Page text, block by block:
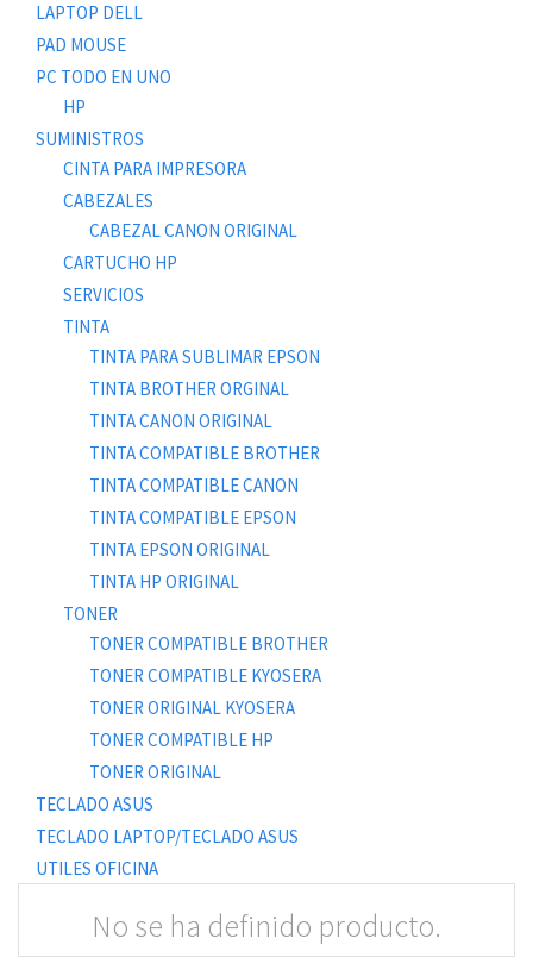
LAPTOP DELL
PAD MOUSE
PC TODO EN UNO
HP
SUMINISTROS
CINTA PARA IMPRESORA
CABEZALES
CABEZAL CANON ORIGINAL
CARTUCHO HP
SERVICIOS
TINTA
TINTA PARA SUBLIMAR EPSON
TINTA BROTHER ORGINAL
TINTA CANON ORIGINAL
TINTA COMPATIBLE BROTHER
TINTA COMPATIBLE CANON
TINTA COMPATIBLE EPSON
TINTA EPSON ORIGINAL
TINTA HP ORIGINAL
TONER
TONER COMPATIBLE BROTHER
TONER COMPATIBLE KYOSERA
TONER ORIGINAL KYOSERA
TONER COMPATIBLE HP
TONER ORIGINAL
TECLADO ASUS
TECLADO LAPTOP/TECLADO ASUS
UTILES OFICINA
No se ha definido producto.